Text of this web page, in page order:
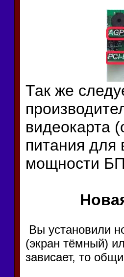
Так же
видеокарта
питания для
мощности
Вы установили
(экран тёмный)
зависает, то